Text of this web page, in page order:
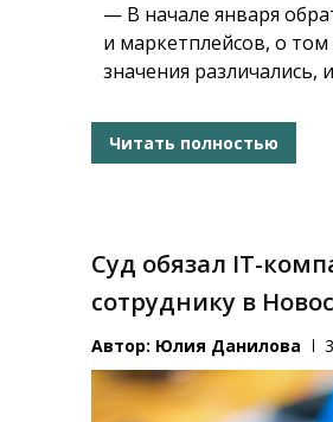
— В начале января
и маркетплейсов, о
значения различались,
Читать полностью
Суд обязал IT-
сотруднику в
Автор: Юлия Данилова